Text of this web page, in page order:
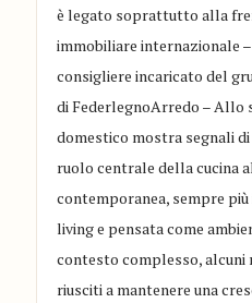
è legato soprattutto alla
immobiliare internazionale
consigliere incaricato del
di FederlegnoArredo – Allo
domestico mostra segnali
ruolo centrale della cucina
contemporanea, sempre
living e pensata come
contesto complesso, alcuni
riusciti a mantenere una